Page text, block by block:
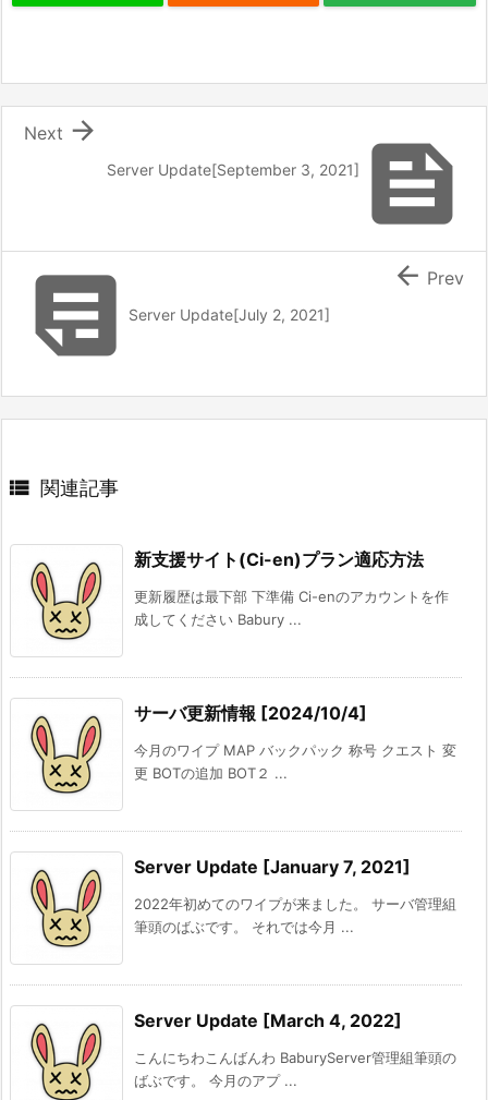

Server Update[September 3, 2021]

Next
Server Update[July 2, 2021]
 Prev
 関連記事
新支援サイト(Ci-en)プラン適応方法
更新履歴は最下部 下準備 Ci-enのアカウントを作
成してください Babury ...
サーバ更新情報 [2024/10/4]
今月のワイプ MAP バックパック 称号 クエスト 変
更 BOTの追加 BOT２ ...
Server Update [January 7, 2021]
2022年初めてのワイプが来ました。 サーバ管理組
筆頭のばぶです。 それでは今月 ...
Server Update [March 4, 2022]
こんにちわこんばんわ BaburyServer管理組筆頭の
ばぶです。 今月のアプ ...